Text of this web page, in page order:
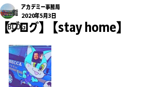
一覧
BLOG
【ブログ】【stay home】
アカデミー事務局
2020年5月3日